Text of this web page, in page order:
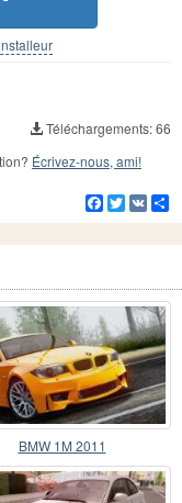
Téléchargements: 66
Écrivez-nous, ami!
Facebook
Twitter
VK
BMW 1M 2011